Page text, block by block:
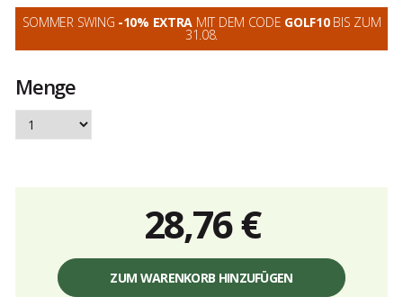
SOMMER SWING -10% EXTRA MIT DEM CODE GOLF10BIS ZUM
31.08.
Menge
28,76 €
Einzelpreis,
Gebühren
ZUM WARENKORB HINZUFÜGEN